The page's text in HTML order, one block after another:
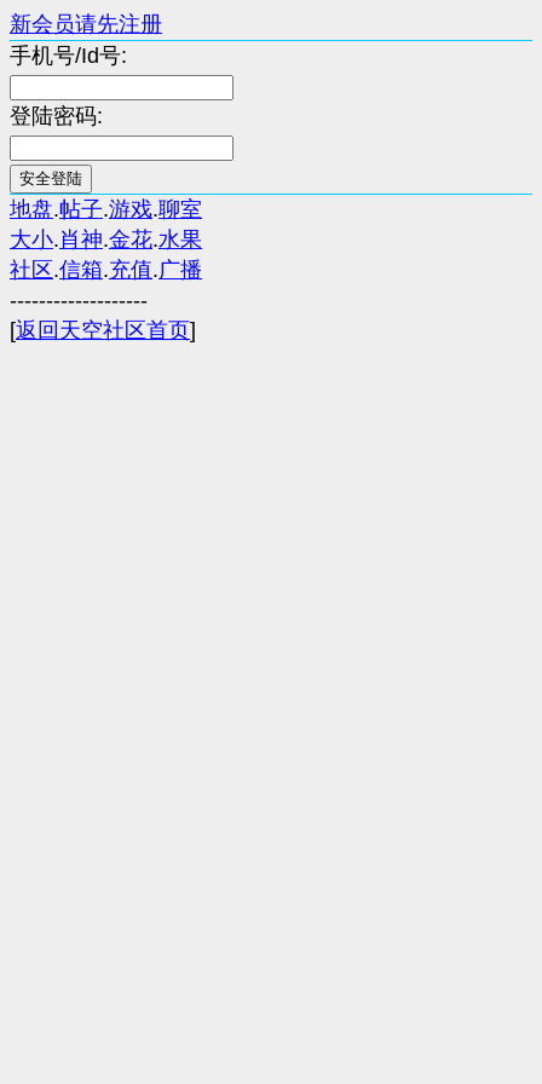
新会员请先注册
手机号/Id号:
登陆密码:
地盘.帖子.游戏.聊室
大小.肖神.金花.水果
社区 .信箱.充值.广播
-------------------
[返回天空社区首页]